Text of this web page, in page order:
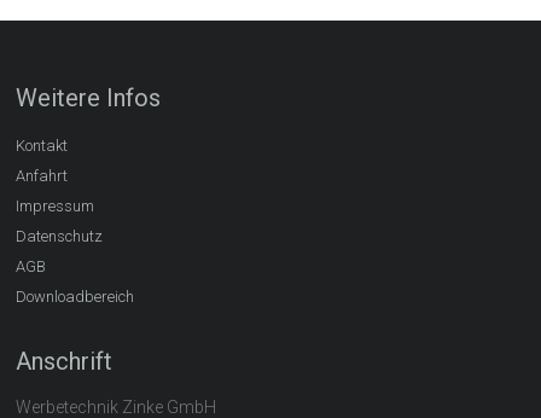
Weitere Infos
Kontakt
Anfahrt
Impressum
Datenschutz
AGB
Downloadbereich
Anschrift
Werbetechnik Zinke GmbH